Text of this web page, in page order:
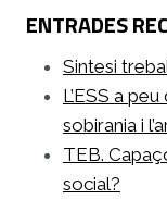
ENTRADES
Sintesi
L’ESS a
sobirania i
TEB.
social?